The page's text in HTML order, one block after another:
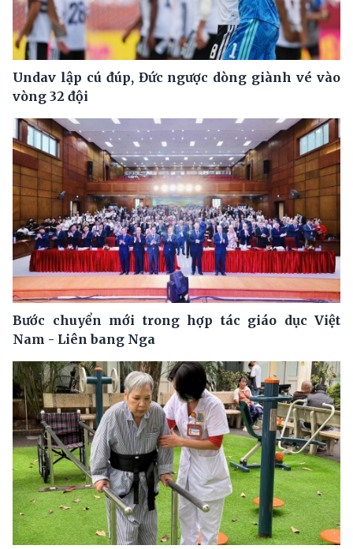
Undav lập cú đúp, Đức ngược dòng giành vé vào
vòng 32 đội
Bước chuyển mới trong hợp tác giáo dục Việt
Nam - Liên bang Nga